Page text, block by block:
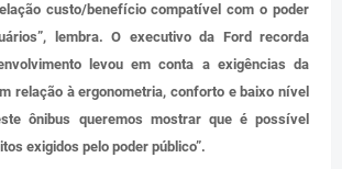
custo/benefício compatível com o poder
lembra. O executivo da Ford recorda
levou em conta a exigências da
relação à ergonometria, conforto e baixo nível
ônibus queremos mostrar que é possível
exigidos pelo poder público”.